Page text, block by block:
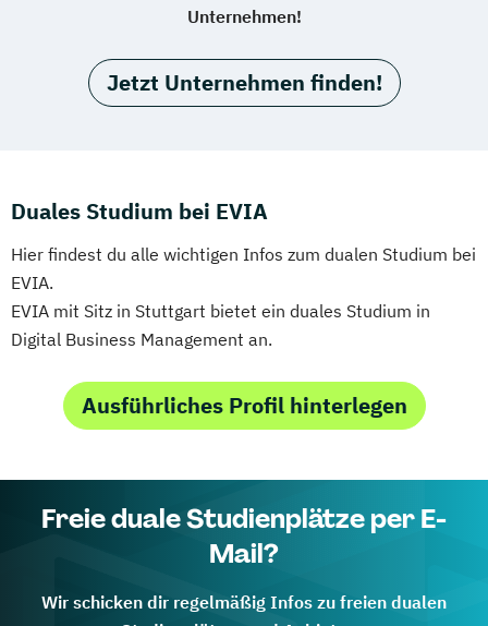
Unternehmen!
Jetzt Unternehmen finden!
Duales Studium bei EVIA
Hier findest du alle wichtigen Infos zum dualen Studium bei
EVIA.
EVIA mit Sitz in Stuttgart bietet ein duales Studium in
Digital Business Management an.
Ausführliches Profil hinterlegen
Freie duale Studienplätze per E-
Mail?
Wir schicken dir regelmäßig Infos zu freien dualen